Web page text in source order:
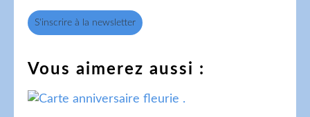
S'inscrire à la newsletter
Vous aimerez aussi :